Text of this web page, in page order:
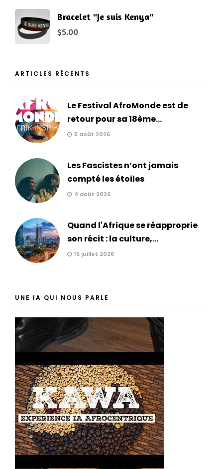
Bracelet "Je suis Kenya"
$5.00
ARTICLES RÉCENTS
Le Festival AfroMonde est de
retour pour sa 18ème...
5 août 2026
Les Fascistes n’ont jamais
compté les étoiles
4 août 2026
Quand l'Afrique se réapproprie
son récit : la culture,...
15 juillet 2026
UNE IA QUI NOUS PARLE